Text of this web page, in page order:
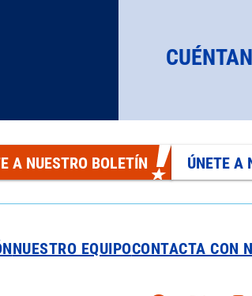
A NUESTRO BOLETÍN ÚNETE A
NUESTRO EQUIPOCONTACTA CON